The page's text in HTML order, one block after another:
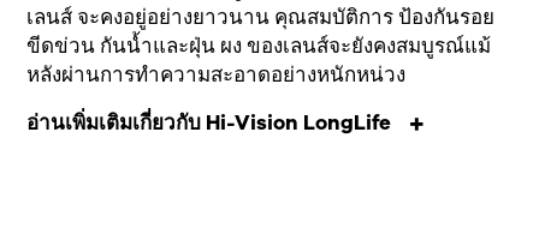
เลนส์ จะคงอยู่อย่างยาวนาน คุณสมบัติการป้องกันรอย
ขีดข่วน กันน้ำและฝุ่น ผง ของเลนส์จะยังคงสมบูรณ์แม้
หลังผ่านการทำความสะอาดอย่างหนักหน่วง
อ่านเพิ่มเติมเกี่ยวกับ Hi-Vision LongLife